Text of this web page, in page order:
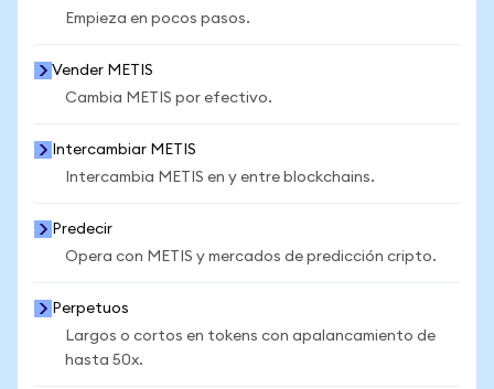
Empieza en pocos pasos.
Vender METIS
Cambia METIS por efectivo.
Intercambiar METIS
Intercambia METIS en y entre blockchains.
Predecir
Opera con METIS y mercados de predicción cripto.
Perpetuos
Largos o cortos en tokens con apalancamiento de
hasta 50x.